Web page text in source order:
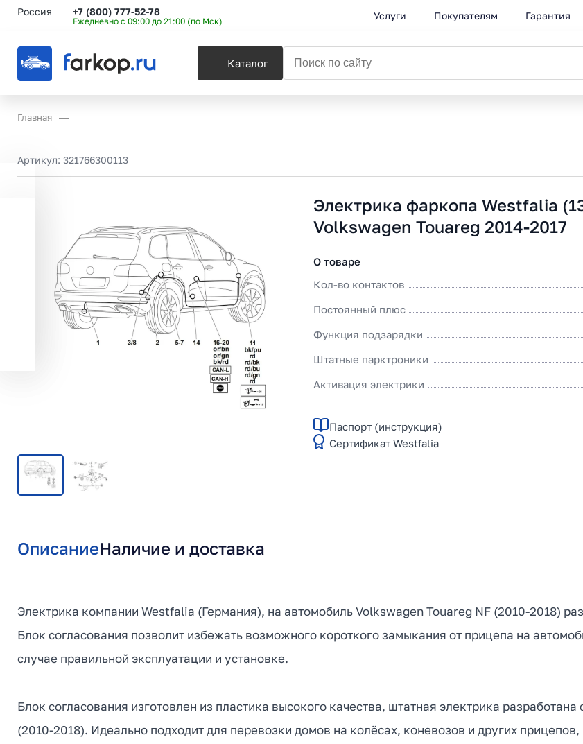
Россия +7 (800) 777-52-78
Ежедневно с 09:00 до 21:00 (по Мск) Услуги Покупателям Гарантия
Каталог
Главная
Артикул: 321766300113
Электрика фаркопа Westfalia
Volkswagen Touareg 2014-2017
О товаре
Кол-во контактов
Постоянный плюс
Функция подзарядки
Штатные парктроники
Активация электрики
Паспорт (инструкция)
Сертификат Westfalia
ОписаниеНаличие и доставка
Электрика компании Westfalia (Германия), на автомобиль Volkswagen Touareg NF (2010-2018)
Блок согласования позволит избежать возможного короткого замыкания от прицепа на
случае правильной эксплуатации и установке.
Блок согласования изготовлен из пластика высокого качества, штатная электрика
(2010-2018). Идеально подходит для перевозки домов на колёсах, коневозов и других